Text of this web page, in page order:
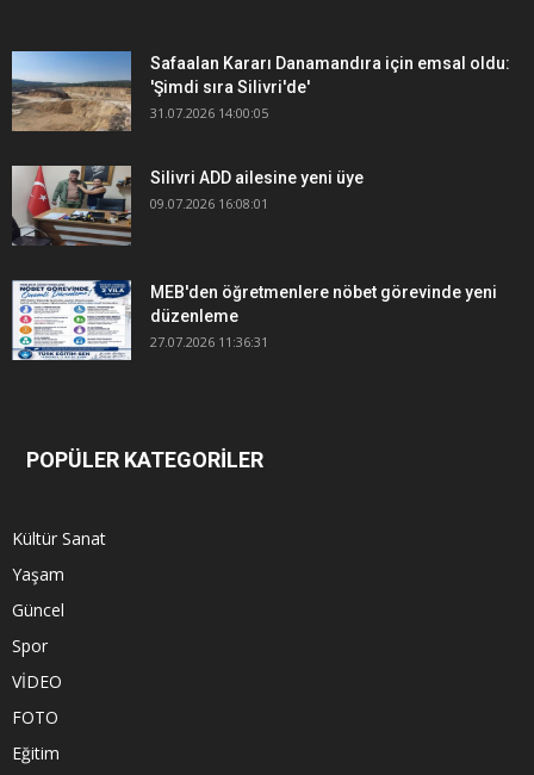
Safaalan Kararı Danamandıra için emsal oldu:
'Şimdi sıra Silivri'de'
31.07.2026 14:00:05
Silivri ADD ailesine yeni üye
09.07.2026 16:08:01
MEB'den öğretmenlere nöbet görevinde yeni
düzenleme
27.07.2026 11:36:31
POPÜLER KATEGORİLER
Kültür Sanat
Yaşam
Güncel
Spor
VİDEO
FOTO
Eğitim